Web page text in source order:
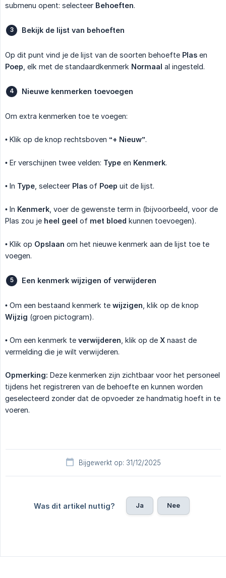
submenu opent: selecteer Behoeften.
Bekijk de lijst van behoeften
Op dit punt vind je de lijst van de soorten behoefte Plas en
Poep , elk met de standaardkenmerk Normaal al ingesteld.
Nieuwe kenmerken toevoegen
Om extra kenmerken toe te voegen:
• Klik op de knop rechtsboven “+ Nieuw”.
• Er verschijnen twee velden: Type en Kenmerk.
• In Type , selecteer Plas of Poep uit de lijst.
• In Kenmerk , voer de gewenste term in (bijvoorbeeld, voor de
Plas zou je heel geel of met bloed kunnen toevoegen).
• Klik op Opslaan om het nieuwe kenmerk aan de lijst toe te
voegen.
Een kenmerk wijzigen of verwijderen
• Om een bestaand kenmerk te wijzigen , klik op de knop
Wijzig (groen pictogram).
• Om een kenmerk te verwijderen , klik op de X naast de
vermelding die je wilt verwijderen.
Opmerking: Deze kenmerken zijn zichtbaar voor het personeel
tijdens het registreren van de behoefte en kunnen worden
geselecteerd zonder dat de opvoeder ze handmatig hoeft in te
voeren.
Bijgewerkt op: 31/12/2025
Was dit artikel nuttig? Ja Nee